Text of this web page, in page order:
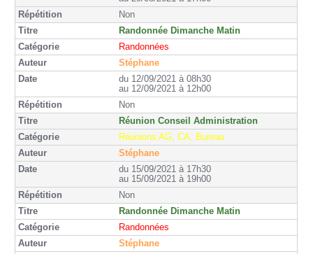
Non
Randonnée Dimanche Matin
Randonnées
Stéphane
du 12/09/2021 à 08h30
au 12/09/2021 à 12h00
Non
Réunion Conseil Administration
Réunions AG, CA, Bureau
Stéphane
du 15/09/2021 à 17h30
au 15/09/2021 à 19h00
Non
Randonnée Dimanche Matin
Randonnées
Stéphane